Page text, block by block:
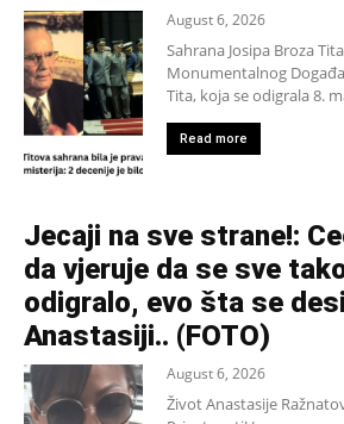
August 6, 2026
Sahrana Josipa Broza
Monumentalnog
Tita, koja se odigrala 8.
Read more
Jecaji na sve strane!:
da vjeruje da se sve
odigralo, evo šta se
Anastasiji.. (FOTO)
August 6, 2026
Život Anastasije